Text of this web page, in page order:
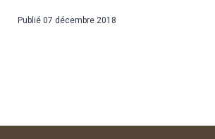
Publié 07 décembre 2018